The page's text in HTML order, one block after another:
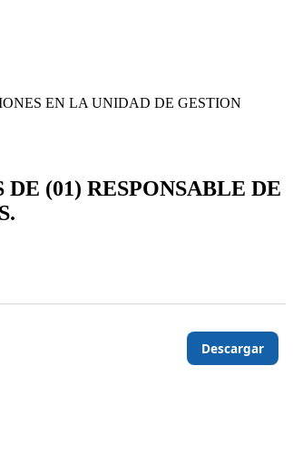
EN LA UNIDAD DE GESTION
(01) RESPONSABLE DE
Descargar